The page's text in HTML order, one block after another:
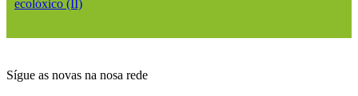
Sígue as novas na nosa rede